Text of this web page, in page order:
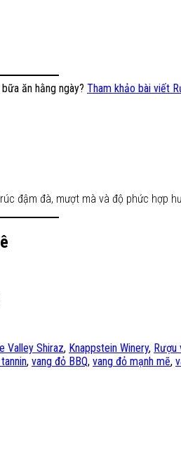
ăn hằng ngày? Tham khảo bài viết
đậm đà, mượt mà và độ phức hợp
Valley Shiraz, Knappstein Winery, Rượu
, vang đỏ BBQ, vang đỏ mạnh mẽ,